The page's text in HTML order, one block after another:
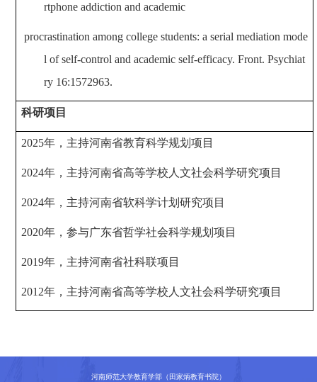
rtphone addiction and academic
procrastination among college students: a serial mediation mode
l of self-control and academic self-efficacy. Front. Psychiat
ry 16:1572963.
科研项目
2025年，主持河南省教育科学规划项目
2024年，主持河南省高等学校 人文社会科学研究项目
2024年，主持河南省软科学计划研究项目
2020年，参与广东省哲学社会科学规划项目
2019年，主持河南省社科联项目
2012年，主持河南省高等学校人文社会科学研究项目
河南师范大学教育学部（田家炳教育书院）